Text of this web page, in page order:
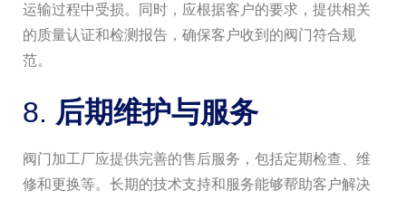
运输过程中受损。同时，应根据客户的要求，提供相关
的质量认证和检测报告，确保客户收到的阀门符合规
范。
8. 后期维护与服务
阀门加工厂应提供完善的售后服务，包括定期检查、维
修和更换等。长期的技术支持和服务能够帮助客户解决